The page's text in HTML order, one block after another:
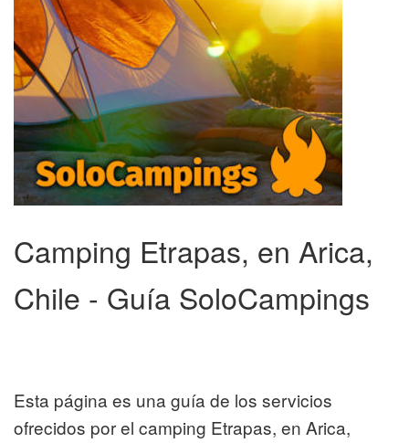
Camping Etrapas, en Arica,
Chile - Guía SoloCampings
Esta página es una guía de los servicios
ofrecidos por el camping Etrapas, en Arica,